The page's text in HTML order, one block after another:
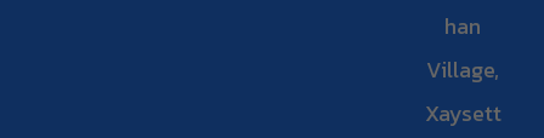
han
Village,
Xaysett